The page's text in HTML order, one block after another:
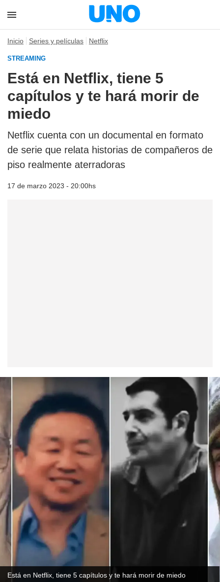
Inicio Series y películas Netflix
STREAMING
Está en Netflix, tiene 5
capítulos y te hará morir de
miedo
Netflix cuenta con un documental en formato
de serie que relata historias de compañeros de
piso realmente aterradoras
17 de marzo 2023 - 20:00hs
Está en Netflix, tiene 5 capítulos y te hará morir de miedo